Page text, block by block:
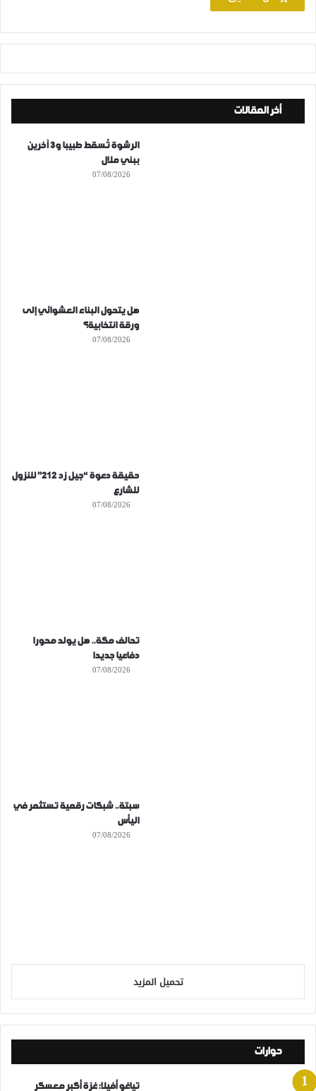
أخر المقالات
الرشوة تُسقط طبيبا و3 آخرين
ببني ملال
07/08/2026
هل يتحول البناء العشوائي إلى
ورقة انتخابية؟
07/08/2026
حقيقة دعوة “جيل زد 212” للنزول
للشارع
07/08/2026
تحالف مكة.. هل يولد محورا
دفاعيا جديدا
07/08/2026
سبتة.. شبكات رقمية تستثمر في
اليأس
07/08/2026
تحميل المزيد
حوارات
تياغو أفيلا: غزة أكبر معسكر